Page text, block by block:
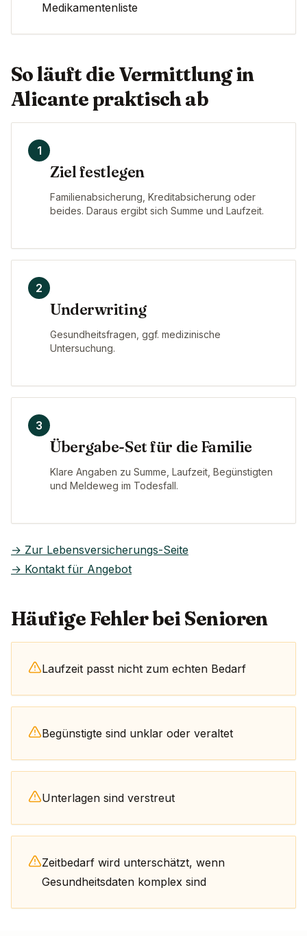
Medikamentenliste
So läuft die Vermittlung in
Alicante praktisch ab
1
Ziel festlegen
Familienabsicherung, Kreditabsicherung oder
beides. Daraus ergibt sich Summe und Laufzeit.
2
Underwriting
Gesundheitsfragen, ggf. medizinische
Untersuchung.
3
Übergabe-Set für die Familie
Klare Angaben zu Summe, Laufzeit, Begünstigten
und Meldeweg im Todesfall.
→ Zur Lebensversicherungs-Seite
→ Kontakt für Angebot
Häufige Fehler bei Senioren
Laufzeit passt nicht zum echten Bedarf
Begünstigte sind unklar oder veraltet
Unterlagen sind verstreut
Zeitbedarf wird unterschätzt, wenn
Gesundheitsdaten komplex sind